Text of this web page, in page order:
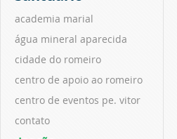
academia marial
água mineral aparecida
cidade do romeiro
centro de apoio ao romeiro
centro de eventos pe. vitor
contato